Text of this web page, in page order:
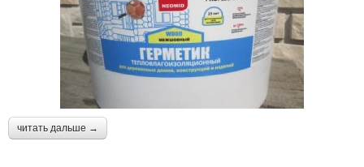
читать дальше →